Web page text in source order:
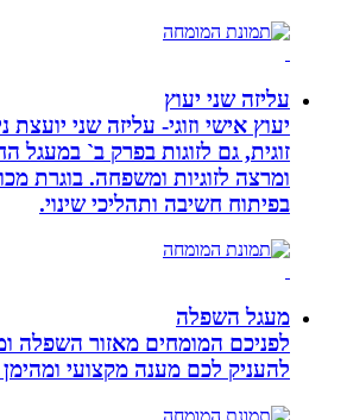
עליזה שני יעוץ
יעוץ אישי וזוגי- עליזה שני יועצת
זוגית, גם לזוגות בפרק ב` במעגל
ומרצה לזוגיות ומשפחה. בוגרת מכון
בפיתוח חשיבה ותהליכי שינוי.
מעגל השפלה
לפניכם המומחים מאזור השפלה
להעניק לכם מענה מקצועי ומהימן